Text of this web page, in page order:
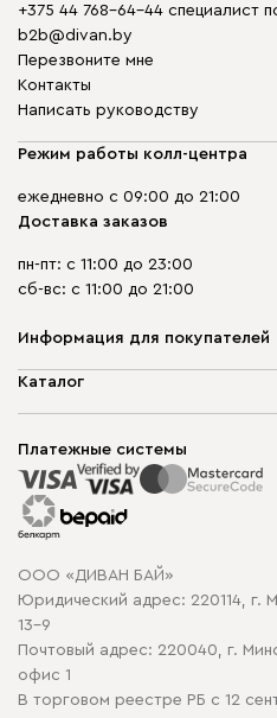
+375 44 768-64-44 специалист
b2b@divan.by
Перезвоните мне
Контакты
Написать руководству
Режим работы колл-центра
ежедневно с 09:00 до 21:00
Доставка заказов
пн-пт: с 11:00 до 23:00
сб-вс: с 11:00 до 21:00
Информация для покупателей
О компании
Способы оплаты
Рассрочка и кредит
Гарантия
Карта сайта
Политика конфиденциальности
Политика в отношении
Каталог
Корпусная мебель
Распродажа мебели
Платежные системы
ООО «ДИВАН БАЙ»
Юридический адрес: 220114, г.
13-9
Почтовый адрес: 220040, г.
офис 1
В торговом реестре РБ с 12